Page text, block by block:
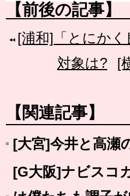
【前後の記事】
[浦和]「とにか
対象は?
[
【関連記事】
[大宮]今井と高瀬
[G大阪]ナビスコ